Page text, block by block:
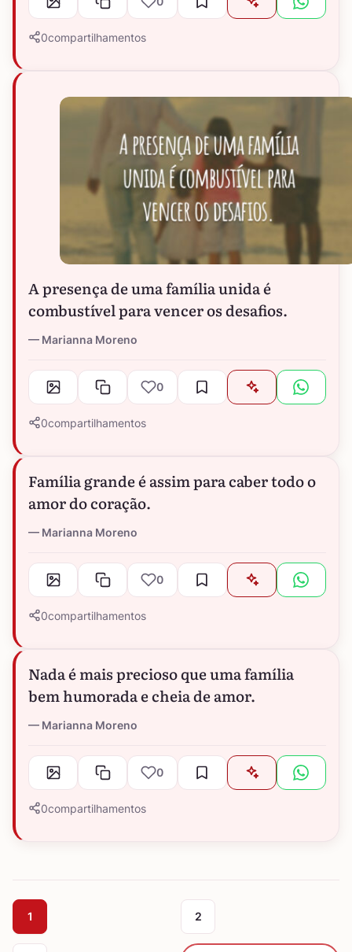
0compartilhamentos
A presença de uma família unida é
combustível para vencer os desafios.
Marianna Moreno
0
0compartilhamentos
Família grande é assim para caber todo o
amor do coração.
Marianna Moreno
0
0compartilhamentos
Nada é mais precioso que uma família
bem humorada e cheia de amor.
Marianna Moreno
0
0compartilhamentos
1 2